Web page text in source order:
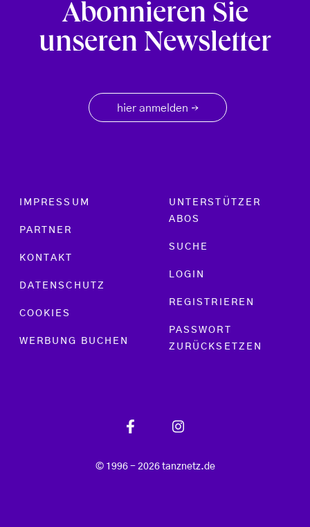
Abonnieren Sie
unseren Newsletter
hier anmelden →
Footer menu
IMPRESSUM
PARTNER
KONTAKT
DATENSCHUTZ
COOKIES
WERBUNG BUCHEN
UNTERSTÜTZER
ABOS
SUCHE
LOGIN
REGISTRIEREN
PASSWORT
ZURÜCKSETZEN
© 1996 - 2026 tanznetz.de